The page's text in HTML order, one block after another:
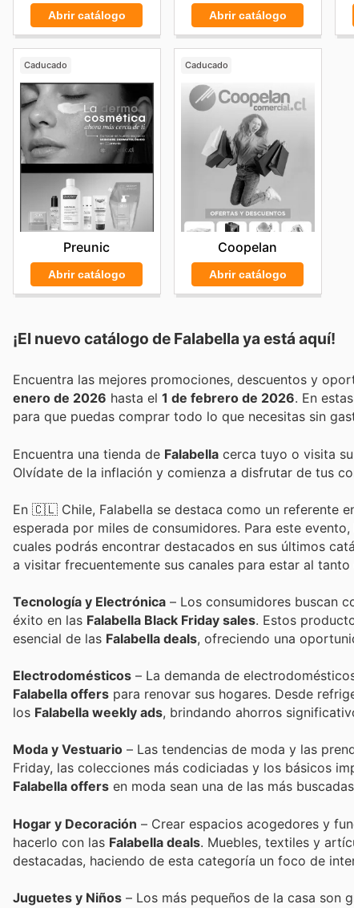
Abrir catálogo Abrir catálogo
Caducado
Preunic
Abrir catálogo
Caducado
Coopelan
Abrir catálogo
¡El nuevo catálogo de Falabella ya está aquí!
enero de 2026 hasta el 1 de febrero de 2026 . En estas
para que puedas comprar todo lo que necesitas sin
Encuentra una tienda de Falabella cerca tuyo o visita
Olvídate de la inflación y comienza a disfrutar de tus
En 🇨🇱 Chile, Falabella se destaca como un referente
esperada por miles de consumidores. Para este
cuales podrás encontrar destacados en sus últimos
a visitar frecuentemente sus canales para estar al
Tecnología y Electrónica – Los consumidores buscan
éxito en las Falabella Black Friday sales. Estos
esencial de las Falabella deals, ofreciendo una
Electrodomésticos – La demanda de
Falabella offers para renovar sus hogares. Desde
los Falabella weekly ads, brindando ahorros
Moda y Vestuario – Las tendencias de moda y las
Friday, las colecciones más codiciadas y los básicos
Falabella offers en moda sean una de las más
Hogar y Decoración – Crear espacios acogedores y
hacerlo con las Falabella deals. Muebles, textiles y
destacadas, haciendo de esta categoría un foco de
Juguetes y Niños – Los más pequeños de la casa son